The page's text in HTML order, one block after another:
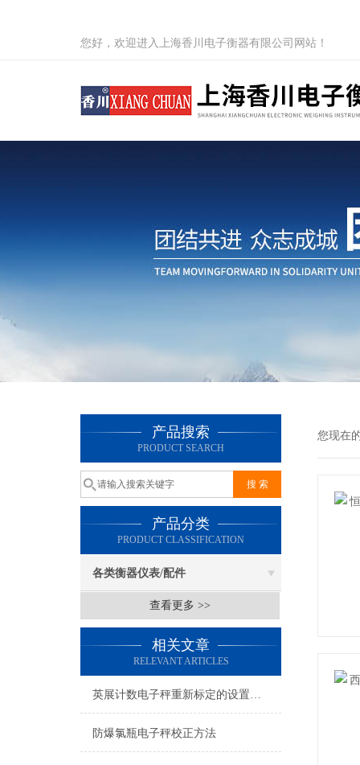
您好，欢迎进入上海香川电子衡器有限公司网站！
产品搜索
PRODUCT SEARCH
产品分类
PRODUCT CLASSIFICATION
各类衡器仪表/配件
查看更多 >>
相关文章
RELEVANT ARTICLES
英展计数电子秤重新标定的设置参数
防爆氯瓶电子秤校正方法
您现在